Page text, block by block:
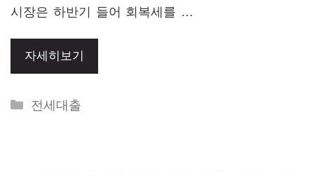
시장은 하반기 들어 회복세를 …
자세히보기
Categories
전세대출